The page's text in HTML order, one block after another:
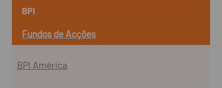
BPI
Fundos de Acções
BPI América